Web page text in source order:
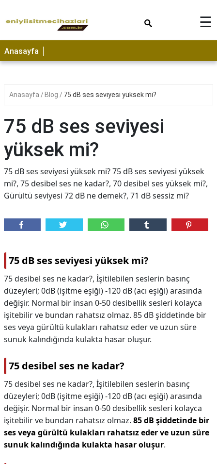
☰
Anasayfa
Anasayfa Blog 75 dB ses seviyesi yüksek mi?
75 dB ses seviyesi
yüksek mi?
75 dB ses seviyesi yüksek mi? 75 dB ses seviyesi yüksek
mi?, 75 desibel ses ne kadar?, 70 desibel ses yüksek mi?,
Gürültü seviyesi 72 dB ne demek?, 71 dB sessiz mi?
75 dB ses seviyesi yüksek mi?
75 desibel ses ne kadar?, İşitilebilen seslerin basınç
düzeyleri; 0dB (işitme eşiği) -120 dB (acı eşiği) arasında
değişir. Normal bir insan 0-50 desibellik sesleri kolayca
işitebilir ve bundan rahatsız olmaz. 85 dB şiddetinde bir
ses veya gürültü kulakları rahatsız eder ve uzun süre
sunuk kalındığında kulakta hasar oluşur.
75 desibel ses ne kadar?
75 desibel ses ne kadar?, İşitilebilen seslerin basınç
düzeyleri; 0dB (işitme eşiği) -120 dB (acı eşiği) arasında
değişir. Normal bir insan 0-50 desibellik sesleri kolayca
işitebilir ve bundan rahatsız olmaz. 85 dB şiddetinde bir
ses veya gürültü kulakları rahatsız eder ve uzun süre
sunuk kalındığında kulakta hasar oluşur.